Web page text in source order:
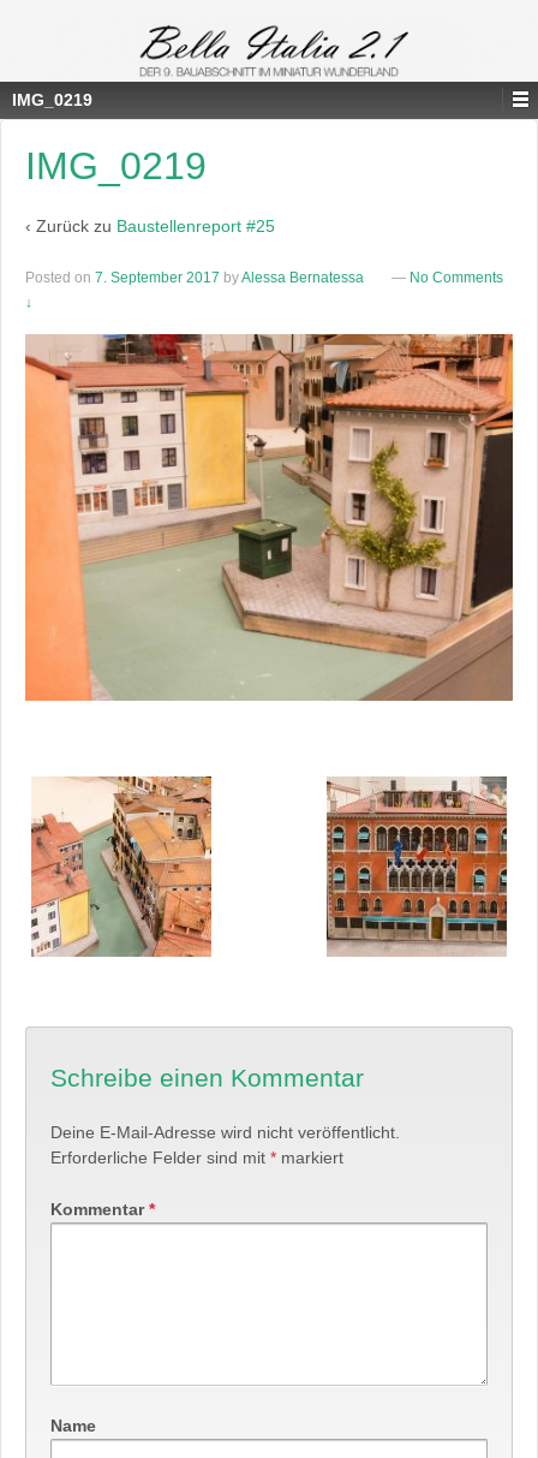
IMG_0219
IMG_0219
‹ Zurück zu Baustellenreport #25
Posted on 7. September 2017 byAlessa Bernatessa — No Comments
↓
Schreibe einen Kommentar
Deine E-Mail-Adresse wird nicht veröffentlicht.
Erforderliche Felder sind mit * markiert
Kommentar*
Name